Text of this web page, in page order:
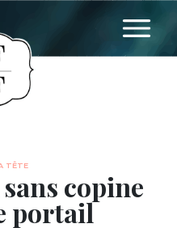
TÊTE
copine
portail